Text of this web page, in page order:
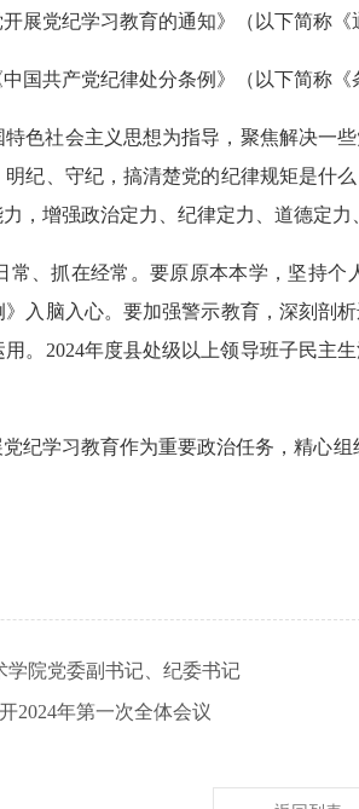
展党纪学习教育的通知》（以下简称《
国共产党纪律处分条例》（以下简称
特色社会主义思想为指导，聚焦解决
纪、守纪，搞清楚党的纪律规矩是什
，增强政治定力、纪律定力、道德定力
常、抓在经常。要原原本本学，坚持
入脑入心。要加强警示教育，深刻剖
。2024年度县处级以上领导班子民
纪学习教育作为重要政治任务，精心
院党委副书记、纪委书记
2024年第一次全体会议